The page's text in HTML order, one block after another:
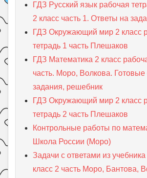
ГДЗ Русский язык рабочая
2 класс часть 1. Ответы на
ГДЗ Окружающий мир 2 класс
тетрадь 1 часть Плешаков
ГДЗ Математика 2 класс
часть. Моро, Волкова. Готовые
задания, решебник
ГДЗ Окружающий мир 2 класс
тетрадь 2 часть Плешаков
Контрольные работы по
Школа России (Моро)
Задачи с ответами из
класс 2 часть Моро, Бантова,